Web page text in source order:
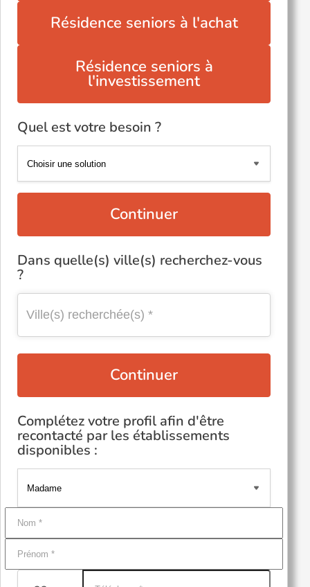
Résidence seniors à l'achat
Résidence seniors à
l'investissement
Quel est votre besoin ?
Continuer
Dans quelle(s) ville(s) recherchez-vous
?
Continuer
Complétez votre profil afin d'être
recontacté par les établissements
disponibles :